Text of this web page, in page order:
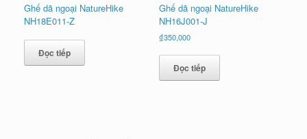
Ghế dã ngoại NatureHike
NH18E011-Z
Đọc tiếp
Ghế dã ngoại NatureHike
NH16J001-J
₫350,000
Đọc tiếp